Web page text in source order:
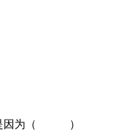
是因为（ ）